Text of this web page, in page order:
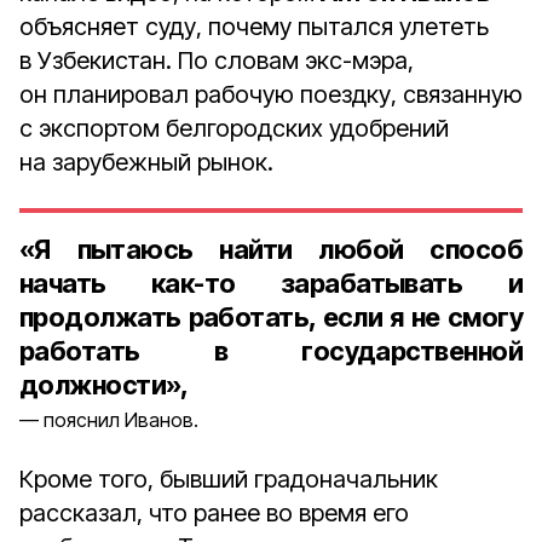
объясняет суду, почему пытался улететь
в Узбекистан. По словам экс-мэра,
он планировал рабочую поездку, связанную
с экспортом белгородских удобрений
на зарубежный рынок.
«Я пытаюсь найти любой способ
начать как-то зарабатывать и
продолжать работать, если я не смогу
работать в государственной
должности»,
пояснил Иванов.
Кроме того, бывший градоначальник
рассказал, что ранее во время его